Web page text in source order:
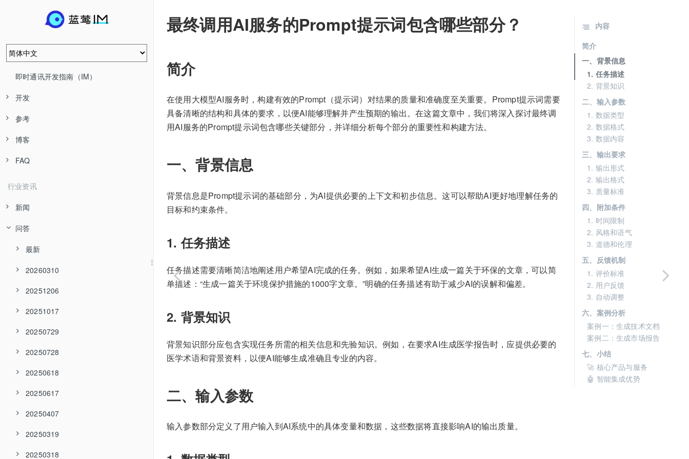
即时通讯开发指南（IM）
开发
参考
博客
FAQ
行业资讯
新闻
问答
最新
20260310
20251206
20251017
20250729
20250728
20250618
20250617
20250407
20250319
20250318
最终调用AI服务的Prompt提示词包含哪些部分？
简介
在使用大模型AI服务时，构建有效的Prompt（提示词）对结果的质量和准确度至关重要。Prompt提示词需要
具备清晰的结构和具体的要求，以便AI能够理解并产生预期的输出。在这篇文章中，我们将深入探讨最终调
用AI服务的Prompt提示词包含哪些关键部分，并详细分析每个部分的重要性和构建方法。
一、背景信息
背景信息是Prompt提示词的基础部分，为AI提供必要的上下文和初步信息。这可以帮助AI更好地理解任务的
目标和约束条件。
1. 任务描述
任务描述需要清晰简洁地阐述用户希望AI完成的任务。例如，如果希望AI生成一篇关于环保的文章，可以简
单描述：“生成一篇关于环境保护措施的1000字文章。”明确的任务描述有助于减少AI的误解和偏差。
2. 背景知识
背景知识部分应包含实现任务所需的相关信息和先验知识。例如，在要求AI生成医学报告时，应提供必要的
医学术语和背景资料，以便AI能够生成准确且专业的内容。
二、输入参数
输入参数部分定义了用户输入到AI系统中的具体变量和数据，这些数据将直接影响AI的输出质量。
内容
简介
一、背景信息
1. 任务描述
2. 背景知识
二、输入参数
1. 数据类型
2. 数据格式
3. 数据内容
三、输出要求
1. 输出形式
2. 输出格式
3. 质量标准
四、附加条件
1. 时间限制
2. 风格和语气
3. 道德和伦理
五、反馈机制
1. 评价标准
2. 用户反馈
3. 自动调整
六、案例分析
案例一：生成技术文档
案例二：生成市场报告
七、小结
🚀 核心产品与服务
🤖 智能集成优势